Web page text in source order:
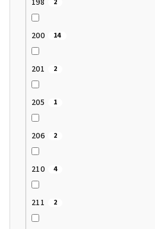
200 14
201 2
205 1
206 2
210 4
211 2